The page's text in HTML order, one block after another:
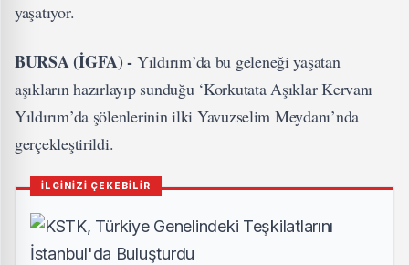
yaşatıyor.
BURSA (İGFA) - Yıldırım’da bu geleneği yaşatan
aşıkların hazırlayıp sunduğu ‘Korkutata Aşıklar Kervanı
Yıldırım’da şölenlerinin ilki Yavuzselim Meydanı’nda
gerçekleştirildi.
İLGİNİZİ ÇEKEBİLİR